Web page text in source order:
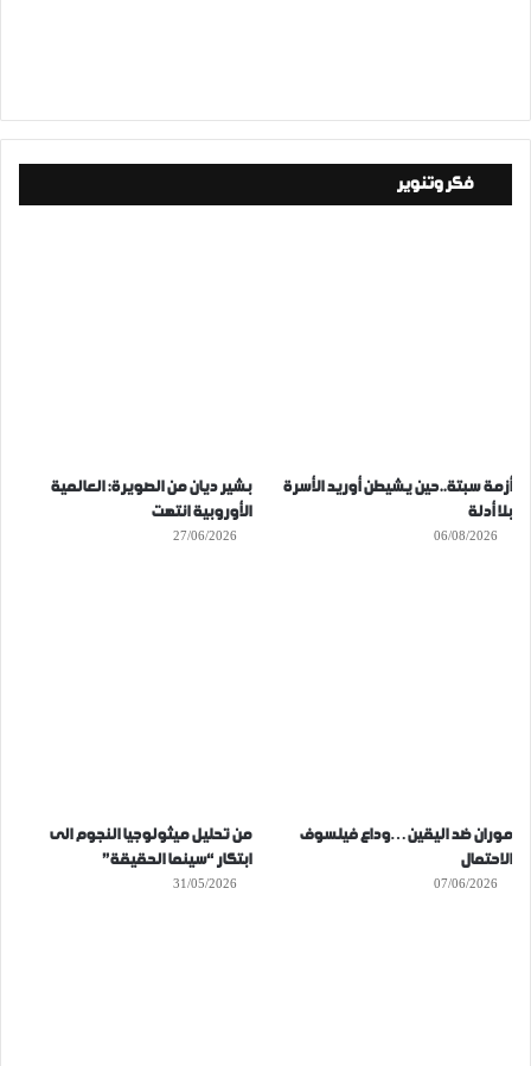
فكر وتنوير
أزمة سبتة..حين يشيطن أوريد الأسرة
بلا أدلة
06/08/2026
بشير ديان من الصويرة: العالمية
الأوروبية انتهت
27/06/2026
موران ضد اليقين…وداع فيلسوف
الاحتمال
07/06/2026
من تحليل ميثولوجيا النجوم الى
ابتكار “سينما الحقيقة”
31/05/2026